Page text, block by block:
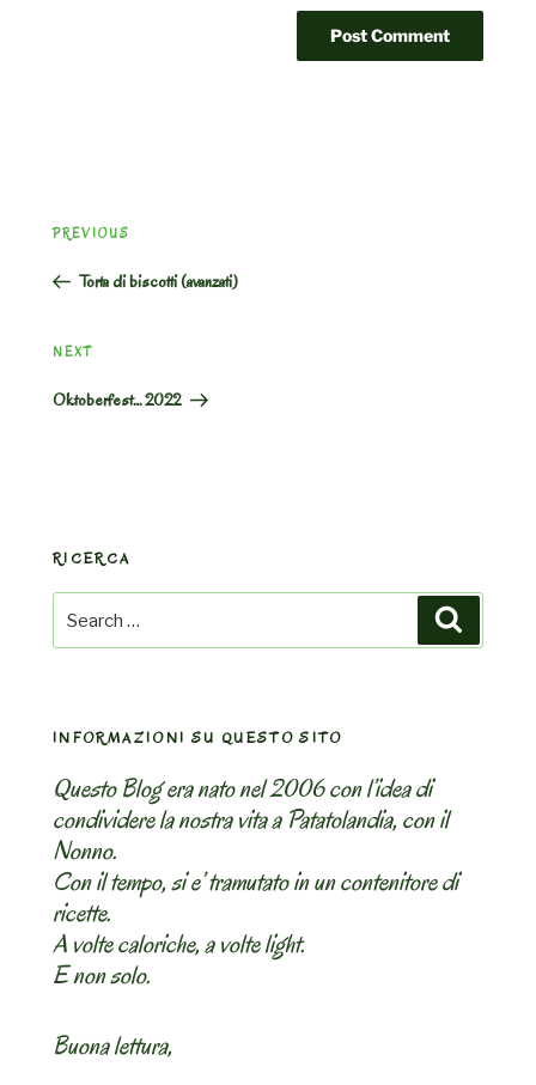
navigation
Previous
PREVIOUS
Torta di biscotti (avanzati)
Next
NEXT
Oktoberfest… 2022
RICERCA
Search
for:
INFORMAZIONI SU QUESTO SITO
Questo Blog era nato nel 2006 con l’idea di
condividere la nostra vita a Patatolandia, con il
Nonno.
Con il tempo, si e’ tramutato in un contenitore di
ricette.
A volte caloriche, a volte light.
E non solo.
Buona lettura,